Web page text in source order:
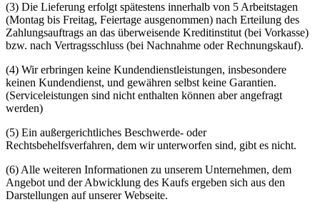
(3) Die Lieferung erfolgt spätestens innerhalb von 5 Arbeitstagen
(Montag bis Freitag, Feiertage ausgenommen) nach Erteilung des
Zahlungsauftrags an das überweisende Kreditinstitut (bei Vorkasse)
bzw. nach Vertragsschluss (bei Nachnahme oder Rechnungskauf).
(4) Wir erbringen keine Kundendienstleistungen, insbesondere
keinen Kundendienst, und gewähren selbst keine Garantien.
(Serviceleistungen sind nicht enthalten können aber angefragt
werden)
(5) Ein außergerichtliches Beschwerde- oder
Rechtsbehelfsverfahren, dem wir unterworfen sind, gibt es nicht.
(6) Alle weiteren Informationen zu unserem Unternehmen, dem
Angebot und der Abwicklung des Kaufs ergeben sich aus den
Darstellungen auf unserer Webseite.